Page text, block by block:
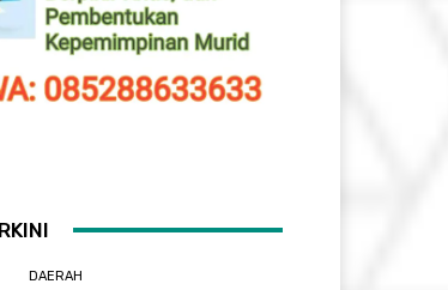
DAERAH